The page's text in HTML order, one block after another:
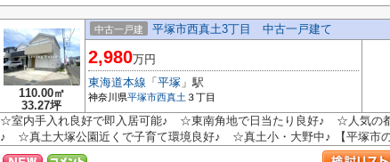
110.00㎡
33.27坪
中古一戸建 平塚市西真土3丁目 中古一戸建て
2,980万円
東海道本線 「 平塚 」駅
神奈川県平塚市西真土 ３丁目
☆室内手入れ良好で即入居可能♪ ☆東南角地で日当たり良好♪ ☆人気の
♪ ☆真土大塚公園近くで子育て環境良好♪ ☆真土小・大野中♪ 【平塚市